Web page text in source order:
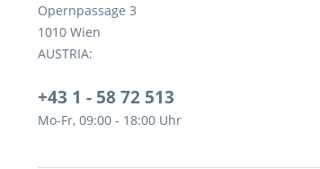
Opernpassage 3
1010 Wien
AUSTRIA:
+43 1 - 58 72 513
Mo-Fr, 09:00 - 18:00 Uhr